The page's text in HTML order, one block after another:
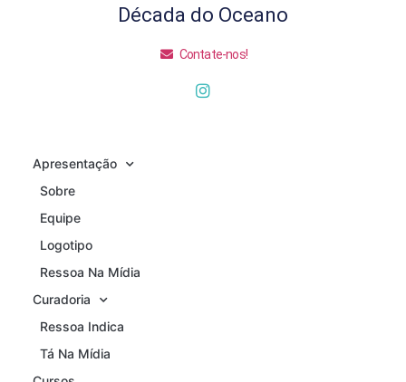
Década do Oceano
Contate-nos!
Apresentação
Sobre
Equipe
Logotipo
Ressoa Na Mídia
Curadoria
Ressoa Indica
Tá Na Mídia